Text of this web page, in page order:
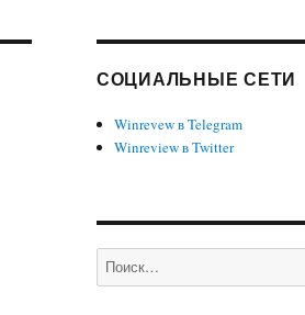
СОЦИАЛЬНЫЕ СЕТИ
Winrevew в Telegram
Winreview в Twitter
Искать: